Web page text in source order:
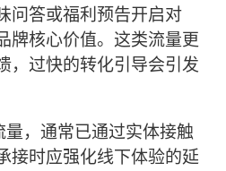
问答或福利预告开启对
牌核心价值。这类流量更
，过快的转化引导会引发
量，通常已通过实体接触
接时应强化线下体验的延